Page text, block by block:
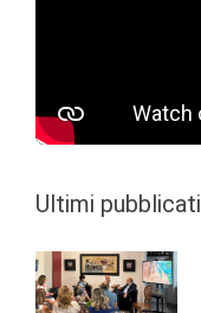
Ultimi pubblicati